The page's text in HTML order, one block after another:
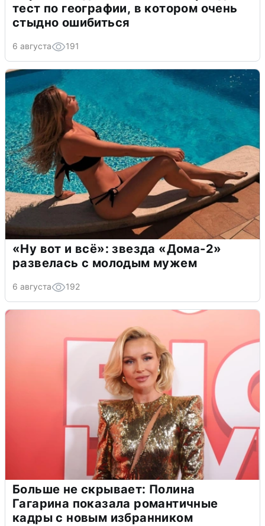
тест по географии, в котором очень
стыдно ошибиться
6 августа 191
«Ну вот и всё»: звезда «Дома-2»
развелась с молодым мужем
6 августа 192
Больше не скрывает: Полина
Гагарина показала романтичные
кадры с новым избранником